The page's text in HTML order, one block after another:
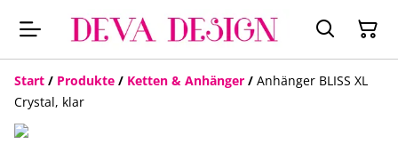
Start / Produkte / Ketten & Anhänger / Anhänger BLISS XL
Crystal, klar